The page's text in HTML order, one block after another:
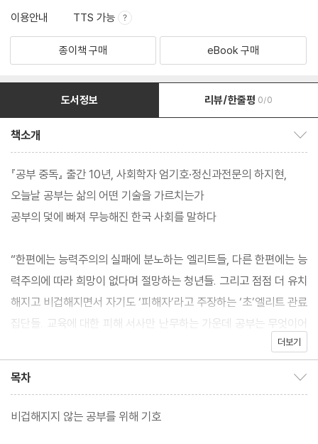
이용안내 TTS 가능
종이책 구매 eBook 구매
도서정보 리뷰/한줄평 0/0
책소개
『공부 중독』 출간 10년, 사회학자 엄기호·정신과전문의 하지현,
오늘날 공부는 삶의 어떤 기술을 가르치는가
공부의 덫에 빠져 무능해진 한국 사회를 말하다
“한편에는 능력주의의 실패에 분노하는 엘리트들, 다른 한편에는 능
력주의에 따라 희망이 없다며 절망하는 청년들. 그리고 점점 더 유치
해지고 비겁해지면서 자기도 ‘피해자’라고 주장하는 ‘초’엘리트 관료
집단들. 교육에 대한 피해 서사만 난무하는 가운데 공부는 무엇이어
야 하는가? […] 우리는 그들?때로는 학생, 때로는 청소년과 청년,
은 오로지 교실과 진료실에서 그들을 더 의미 있게 만나기 위함이었
다.”
더보기
목차
비겁해지지 않는 공부를 위해 기호